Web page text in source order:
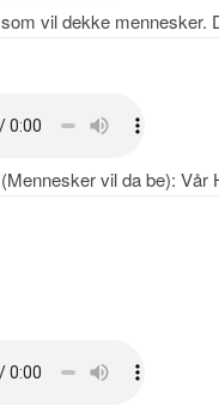
som vil dekke mennesker.
(Mennesker vil da be): Vår